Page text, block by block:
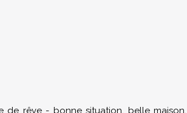
de rêve - bonne situation, belle maison,